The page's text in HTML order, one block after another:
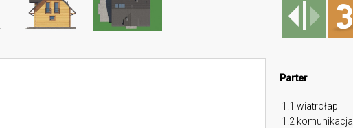
Parter
1.1 wiatrołap
1.2 komunikacja